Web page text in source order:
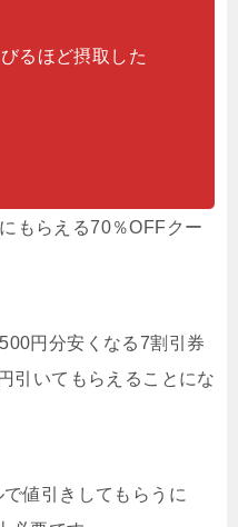
るほど摂取した
もらえる70％OFFクー
円分安くなる7割引券
引いてもらえることにな
値引きしてもらうに